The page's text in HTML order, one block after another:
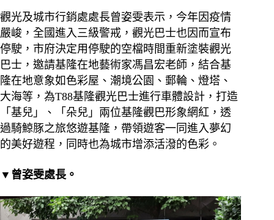
觀光及城市行銷處處長曾姿雯表示，今年因疫情
嚴峻，全國進入三級警戒，觀光巴士也因而宣布
停駛，市府決定用停駛的空檔時間重新塗裝觀光
巴士，邀請基隆在地藝術家馮昌宏老師，結合基
隆在地意象如色彩屋、潮境公園、郵輪、燈塔、
大海等，為T88基隆觀光巴士進行車體設計，打造
「基兒」、「朵兒」兩位基隆觀巴形象網紅，透
過騎鯨豚之旅悠遊基隆，帶領遊客一同進入夢幻
的美好遊程，同時也為城市增添活潑的色彩。
▼曾姿雯處長。